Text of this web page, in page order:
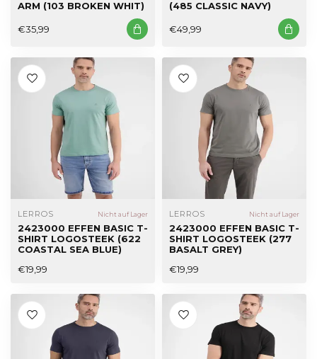
ARM (103 BROKEN WHIT)
€35,99
(485 CLASSIC NAVY)
€49,99
LERROS Nicht auf Lager
2423000 EFFEN BASIC T-
SHIRT LOGOSTEEK (622
COASTAL SEA BLUE)
€19,99
LERROS Nicht auf Lager
2423000 EFFEN BASIC T-
SHIRT LOGOSTEEK (277
BASALT GREY)
€19,99